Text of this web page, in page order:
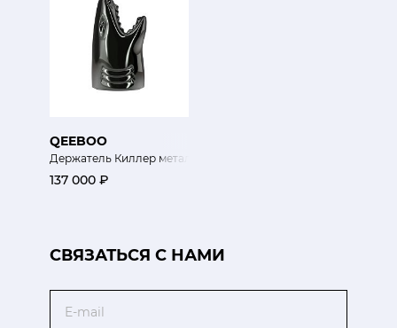
QEEBOO
Держатель Киллер металлический
137 000 ₽
CВЯЗАТЬСЯ С НАМИ